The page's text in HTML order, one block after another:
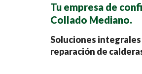
Tu empresa de
Collado Mediano.
Soluciones
reparación de